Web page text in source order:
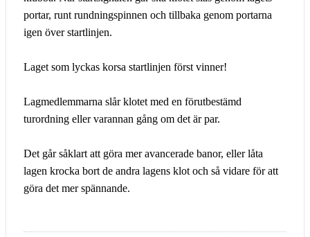
portar, runt rundningspinnen och tillbaka genom portarna
igen över startlinjen.
Laget som lyckas korsa startlinjen först vinner!
Lagmedlemmarna slår klotet med en förutbestämd
turordning eller varannan gång om det är par.
Det går såklart att göra mer avancerade banor, eller låta
lagen krocka bort de andra lagens klot och så vidare för att
göra det mer spännande.